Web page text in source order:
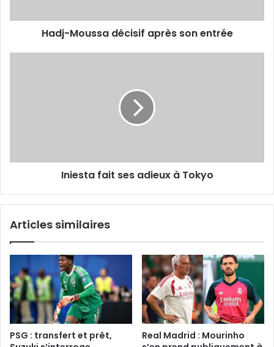
Hadj-Moussa décisif après son entrée
Iniesta fait ses adieux à Tokyo
Articles similaires
PSG : transfert et prêt,
Real Madrid : Mourinho